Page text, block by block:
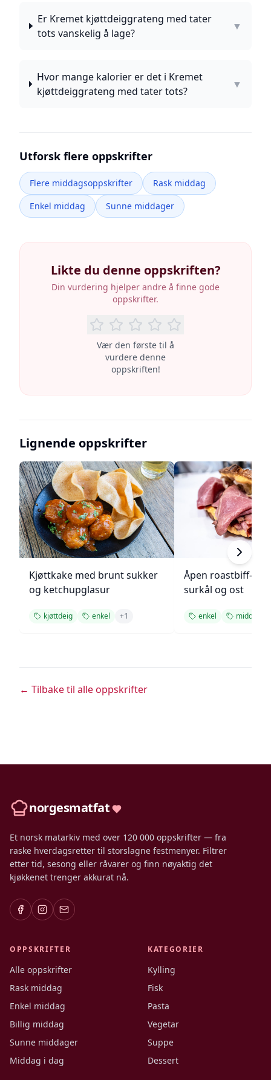
Er Kremet kjøttdeiggrateng med tater
tots vanskelig å lage?
▼
Hvor mange kalorier er det i Kremet
kjøttdeiggrateng med tater tots?
▼
Utforsk flere oppskrifter
Flere middagsoppskrifter
Rask middag
Enkel middag
Sunne middager
Likte du denne oppskriften?
Din vurdering hjelper andre å finne gode
oppskrifter.
Vær den første til å
vurdere denne
oppskriften!
Lignende oppskrifter
Kjøttkake med brunt sukker
og ketchupglasur
kjøttdeig enkel +1
Åpen roastbiff-
surkål og ost
enkel middag
← Tilbake til alle oppskrifter
norgesmatfat
Et norsk matarkiv med over 120 000 oppskrifter — fra
raske hverdagsretter til storslagne festmenyer. Filtrer
etter tid, sesong eller råvarer og finn nøyaktig det
kjøkkenet trenger akkurat nå.
OPPSKRIFTER
Alle oppskrifter
Rask middag
Enkel middag
Billig middag
Sunne middager
Middag i dag
KATEGORIER
Kylling
Fisk
Pasta
Vegetar
Suppe
Dessert